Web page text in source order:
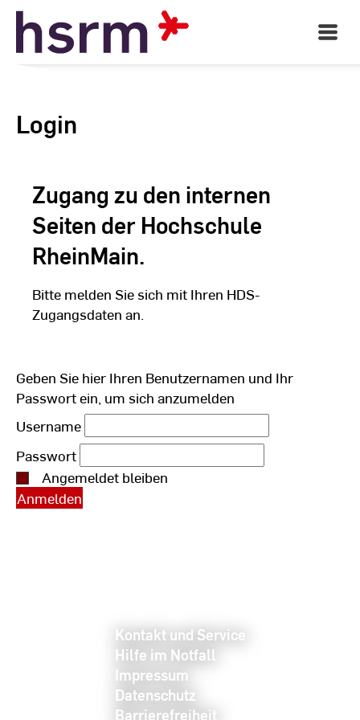
Skip
Content
Open
Main
Login
Zugang zu den internen
Seiten der Hochschule
RheinMain.
Bitte melden Sie sich mit Ihren HDS-
Zugangsdaten an.
Geben Sie hier Ihren Benutzernamen und Ihr
Passwort ein, um sich anzumelden
Username
Passwort
Angemeldet bleiben
Kontakt und Service
Hilfe im Notfall
Impressum
Datenschutz
Barrierefreiheit